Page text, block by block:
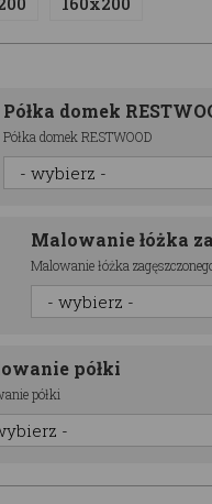
Półka domek
Półka domek RESTWOOD
Malowanie łóżka
Malowanie łóżka
półki
półki